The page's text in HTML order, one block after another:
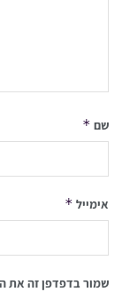
שם *
אימייל *
שמור בדפדפן זה את